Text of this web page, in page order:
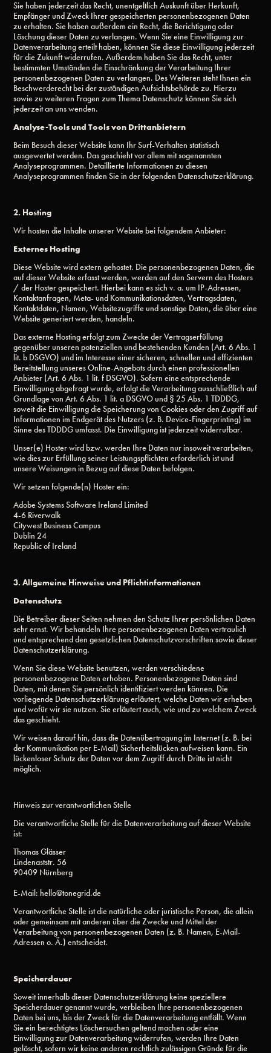
Sie haben jederzeit das Recht, unentgeltlich Auskunft über Herkunft,
Empfänger und Zweck Ihrer gespeicherten personenbezogenen Daten
zu erhalten. Sie haben außerdem ein Recht, die Berichtigung oder
Löschung dieser Daten zu verlangen. Wenn Sie eine Einwilligung zur
Datenverarbeitung erteilt haben, können Sie diese Einwilligung jederzeit
für die Zukunft widerrufen. Außerdem haben Sie das Recht, unter
bestimmten Umständen die Einschränkung der Verarbeitung Ihrer
personenbezogenen Daten zu verlangen. Des Weiteren steht Ihnen ein
Beschwerderecht bei der zuständigen Aufsichtsbehörde zu. Hierzu
sowie zu weiteren Fragen zum Thema Datenschutz können Sie sich
jederzeit an uns wenden.
Analyse-Tools und Tools von Drittanbietern
Beim Besuch dieser Website kann Ihr Surf-Verhalten statistisch
ausgewertet werden. Das geschieht vor allem mit sogenannten
Analyseprogrammen. Detaillierte Informationen zu diesen
Analyseprogrammen finden Sie in der folgenden Datenschutzerklärung.
2. Hosting
Wir hosten die Inhalte unserer Website bei folgendem Anbieter:
Externes Hosting
Diese Website wird extern gehostet. Die personenbezogenen Daten, die
auf dieser Website erfasst werden, werden auf den Servern des Hosters
/ der Hoster gespeichert. Hierbei kann es sich v. a. um IP-Adressen,
Kontaktanfragen, Meta- und Kommunikationsdaten, Vertragsdaten,
Kontaktdaten, Namen, Websitezugriffe und sonstige Daten, die über eine
Website generiert werden, handeln.
Das externe Hosting erfolgt zum Zwecke der Vertragserfüllung
gegenüber unseren potenziellen und bestehenden Kunden (Art. 6 Abs. 1
lit. b DSGVO) und im Interesse einer sicheren, schnellen und effizienten
Bereitstellung unseres Online-Angebots durch einen professionellen
Anbieter (Art. 6 Abs. 1 lit. f DSGVO). Sofern eine entsprechende
Einwilligung abgefragt wurde, erfolgt die Verarbeitung ausschließlich auf
Grundlage von Art. 6 Abs. 1 lit. a DSGVO und § 25 Abs. 1 TDDDG,
soweit die Einwilligung die Speicherung von Cookies oder den Zugriff auf
Informationen im Endgerät des Nutzers (z. B. Device-Fingerprinting) im
Sinne des TDDDG umfasst. Die Einwilligung ist jederzeit widerrufbar.
Unser(e) Hoster wird bzw. werden Ihre Daten nur insoweit verarbeiten,
wie dies zur Erfüllung seiner Leistungspflichten erforderlich ist und
unsere Weisungen in Bezug auf diese Daten befolgen.
Wir setzen folgende(n) Hoster ein:
Adobe Systems Software Ireland Limited
4-6 Riverwalk
Citywest Business Campus
Dublin 24
Republic of Ireland
3. Allgemeine Hinweise und Pflichtinformationen
Datenschutz
Die Betreiber dieser Seiten nehmen den Schutz Ihrer persönlichen Daten
sehr ernst. Wir behandeln Ihre personenbezogenen Daten vertraulich
und entsprechend den gesetzlichen Datenschutzvorschriften sowie dieser
Datenschutzerklärung.
Wenn Sie diese Website benutzen, werden verschiedene
personenbezogene Daten erhoben. Personenbezogene Daten sind
Daten, mit denen Sie persönlich identifiziert werden können. Die
vorliegende Datenschutzerklärung erläutert, welche Daten wir erheben
und wofür wir sie nutzen. Sie erläutert auch, wie und zu welchem Zweck
das geschieht.
Wir weisen darauf hin, dass die Datenübertragung im Internet (z. B. bei
der Kommunikation per E-Mail) Sicherheitslücken aufweisen kann. Ein
lückenloser Schutz der Daten vor dem Zugriff durch Dritte ist nicht
möglich.
Hinweis zur verantwortlichen Stelle
Die verantwortliche Stelle für die Datenverarbeitung auf dieser Website
ist:
Thomas Glässer
Lindenaststr. 56
90409 Nürnberg
E-Mail: hello@tonegrid.de
Verantwortliche Stelle ist die natürliche oder juristische Person, die allein
oder gemeinsam mit anderen über die Zwecke und Mittel der
Verarbeitung von personenbezogenen Daten (z. B. Namen, E-Mail-
Adressen o. Ä.) entscheidet.
Speicherdauer
Soweit innerhalb dieser Datenschutzerklärung keine speziellere
Speicherdauer genannt wurde, verbleiben Ihre personenbezogenen
Daten bei uns, bis der Zweck für die Datenverarbeitung entfällt. Wenn
Sie ein berechtigtes Löschersuchen geltend machen oder eine
Einwilligung zur Datenverarbeitung widerrufen, werden Ihre Daten
gelöscht, sofern wir keine anderen rechtlich zulässigen Gründe für die